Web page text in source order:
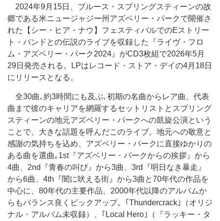
2024年9月15日、ブルース・スプリングスティーンの故
郷である米ニュージャジー州アズベリー・パークで開催さ
れた【シー・ヒア・ナウ】フェスティバルでのEストリー
ト・バンドとの伝説のライブを収録した『ライヴ・フロ
ム・アズベリー・パーク2024』がCD3枚組で2026年5月
29日発売される。LPはレコード・ストア・デイの4月18日
にリリースとなる。
全30曲､約3時間にも及ぶ､初期の名曲からレア曲、代表
曲まで彼のキャリアを網羅するセットリストとスプリング
スティーンの地元アズベリー・パークへの凱旋公演という
ことで、大きな話題を呼んだこのライブ。地元への敬意と
感謝の気持ちを込め、アズベリー・パークに直接ゆかりの
ある曲を選曲｡1st『アズベリー・パークからの挨拶』から
4曲、2nd『青春の叫び』から3曲、3rd『明日なき暴走』
から6曲、4th『闇に吠える街』から3曲と70年代の作品を
中心に、80年代の主要作品、2000年代以降のアルバムか
らもバランス良くピックアップ。｢Thundercrack｣（オリジ
ナル・アルバム未収録）、｢Local Hero｣（『ラッキー・タ